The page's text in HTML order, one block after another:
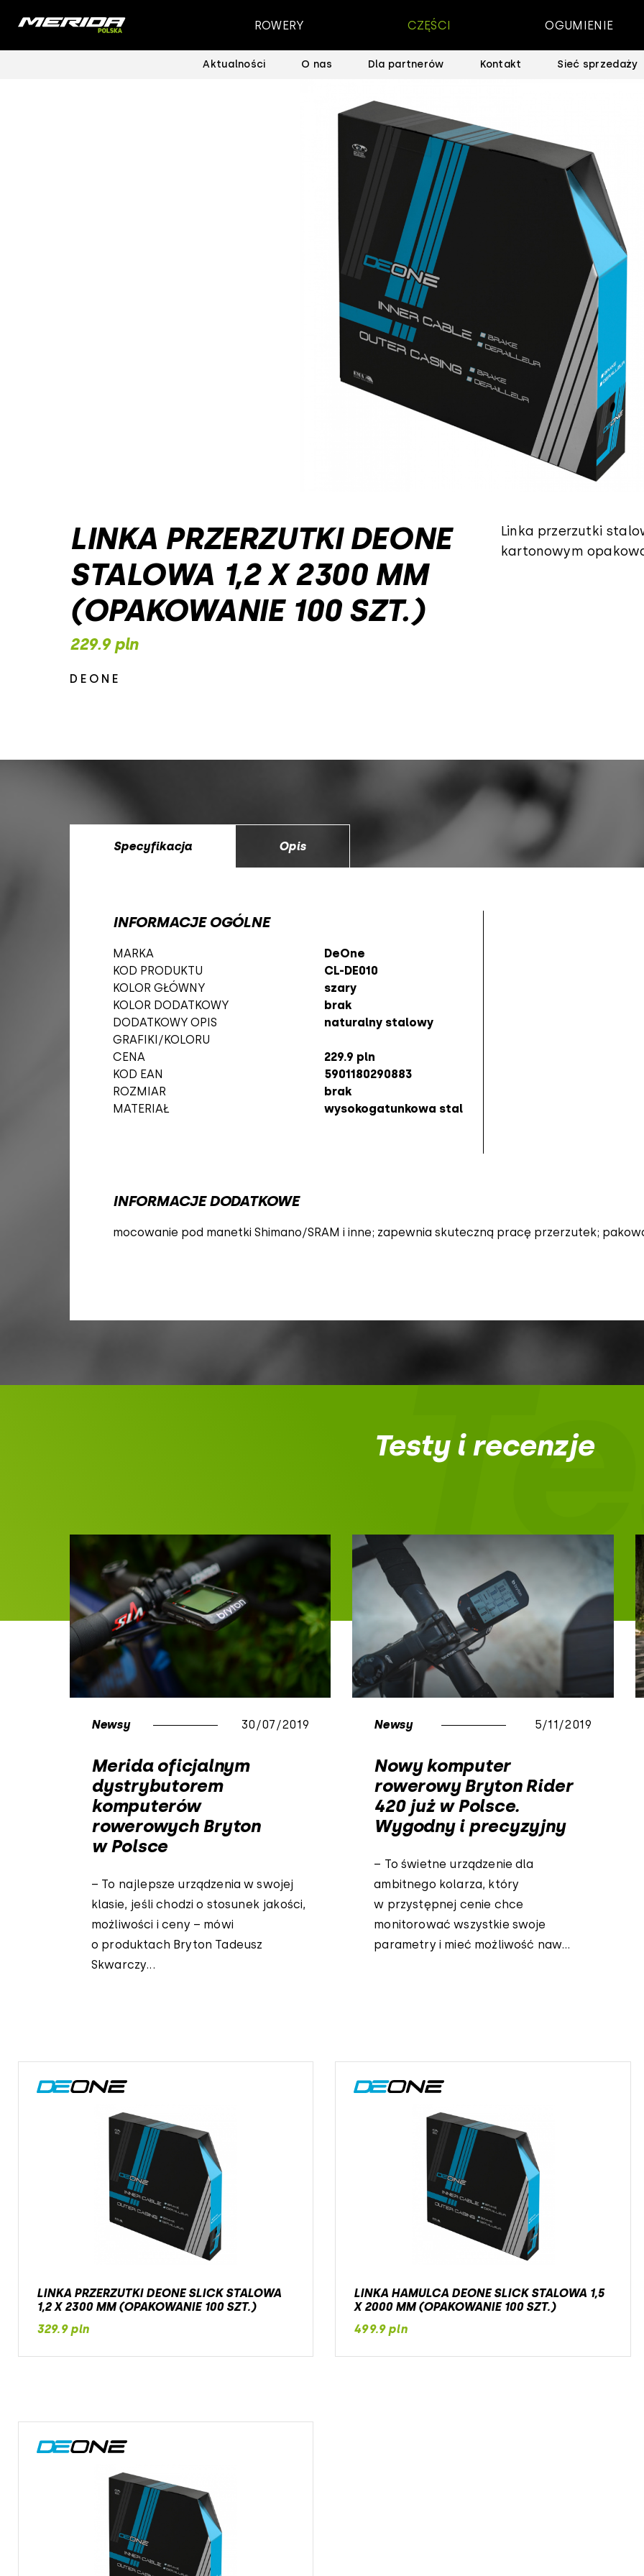
ROWERY CZĘŚCI OGUMIENIE
Aktualności O nas Dla partnerów Kontakt Sieć sprzedaży
LINKA PRZERZUTKI DEONE
STALOWA 1,2 X 2300 MM
(OPAKOWANIE 100 SZT.)
229.9 pln
DEONE
Linka przerzutki
kartonowym
Specyfikacja Opis
INFORMACJE OGÓLNE
MARKA
DeOne
KOD PRODUKTU
CL-DE010
KOLOR GŁÓWNY
szary
KOLOR DODATKOWY
brak
DODATKOWY OPIS
GRAFIKI/KOLORU
naturalny stalowy
CENA
229.9 pln
KOD EAN
5901180290883
ROZMIAR
brak
MATERIAŁ
wysokogatunkowa stal
INFORMACJE DODATKOWE
mocowanie pod manetki Shimano/SRAM i inne; zapewnia skuteczną pracę przerzutek;
Testy i recenzje
Newsy 30/07/2019
Merida oficjalnym
dystrybutorem
komputerów
rowerowych Bryton
w Polsce
– To najlepsze urządzenia w swojej
klasie, jeśli chodzi o stosunek jakości,
możliwości i ceny – mówi
o produktach Bryton Tadeusz
Skwarczy...
Newsy 5/11/2019
Nowy komputer
rowerowy Bryton Rider
420 już w Polsce.
Wygodny i precyzyjny
– To świetne urządzenie dla
ambitnego kolarza, który
w przystępnej cenie chce
monitorować wszystkie swoje
parametry i mieć możliwość naw...
LINKA PRZERZUTKI DEONE SLICK STALOWA
1,2 X 2300 MM (OPAKOWANIE 100 SZT.)
329.9 pln
LINKA HAMULCA DEONE SLICK STALOWA 1,5
X 2000 MM (OPAKOWANIE 100 SZT.)
499.9 pln